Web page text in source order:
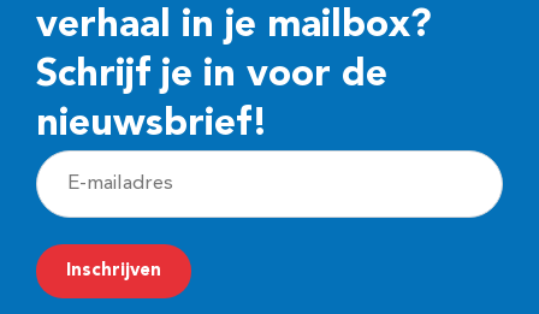
verhaal in je mailbox?
Schrijf je in voor de
nieuwsbrief!
E
-
m
a
Inschrijven